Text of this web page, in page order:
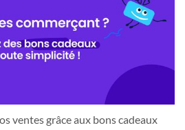
ventes grâce aux bons cadeaux